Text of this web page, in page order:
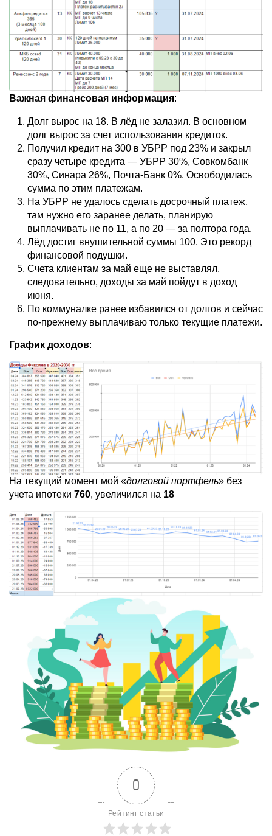
Важная финансовая информация:
Долг вырос на 18. В лёд не залазил. В основном
долг вырос за счет использования кредиток.
Получил кредит на 300 в УБРР под 23% и закрыл
сразу четыре кредита — УБРР 30%, Совкомбанк
30%, Синара 26%, Почта-Банк 0%. Освободилась
сумма по этим платежам.
На УБРР не удалось сделать досрочный платеж,
там нужно его заранее делать, планирую
выплачивать не по 11, а по 20 — за полтора года.
Лёд достиг внушительной суммы 100. Это рекорд
финансовой подушки.
Счета клиентам за май еще не выставлял,
следовательно, доходы за май пойдут в доход
июня.
По коммуналке ранее избавился от долгов и сейчас
по-прежнему выплачиваю только текущие платежи.
График доходов:
На текущий момент мой «долговой портфель» без
учета ипотеки 760, увеличился на 18
0
Рейтинг статьи